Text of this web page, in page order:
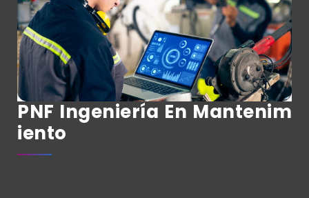
PNF Ingeniería En Mantenim
Iento